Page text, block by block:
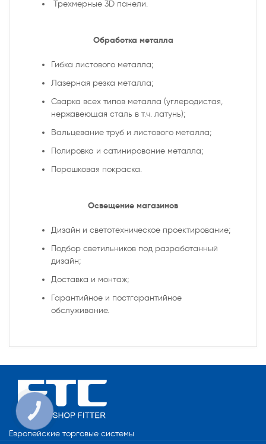
Трехмерные 3D панели.
Обработка металла
Гибка листового металла;
Лазерная резка металла;
Сварка всех типов металла (углеродистая,
нержавеющая сталь в т.ч. латунь);
Вальцевание труб и листового металла;
Полировка и сатинирование металла;
Порошковая покраска.
Освещение магазинов
Дизайн и светотехническое проектирование;
Подбор светильников под разработанный
дизайн;
Доставка и монтаж;
Гарантийное и постгарантийное
обслуживание.
Европейские торговые системы
КНОПКА
СВЯЗИ